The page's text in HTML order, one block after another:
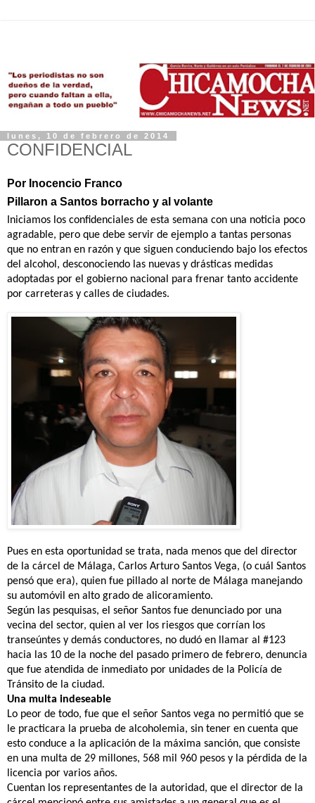
lunes, 10 de febrero de 2014
CONFIDENCIAL
Por Inocencio Franco
Pillaron a Santos borracho y al volante
Iniciamos los confidenciales de esta semana con una noticia poco
agradable, pero que debe servir de ejemplo a tantas personas
que no entran en razón y que siguen conduciendo bajo los efectos
del alcohol, desconociendo las nuevas y drásticas medidas
adoptadas por el gobierno nacional para frenar tanto accidente
por carreteras y calles de ciudades.
Pues en esta oportunidad se trata, nada menos que del director
de la cárcel de Málaga, Carlos Arturo Santos Vega, (o cuál Santos
pensó que era), quien fue pillado al norte de Málaga manejando
su automóvil en alto grado de alicoramiento.
Según las pesquisas, el señor Santos fue denunciado por una
vecina del sector, quien al ver los riesgos que corrían los
transeúntes y demás conductores, no dudó en llamar al #123
hacia las 10 de la noche del pasado primero de febrero, denuncia
que fue atendida de inmediato por unidades de la Policía de
Tránsito de la ciudad.
Una multa indeseable
Lo peor de todo, fue que el señor Santos vega no permitió que se
le practicara la prueba de alcoholemia, sin tener en cuenta que
esto conduce a la aplicación de la máxima sanción, que consiste
en una multa de 29 millones, 568 mil 960 pesos y la pérdida de la
licencia por varios años.
Cuentan los representantes de la autoridad, que el director de la